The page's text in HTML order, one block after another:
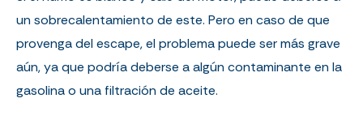
un sobrecalentamiento de este. Pero en caso de que
provenga del escape, el problema puede ser más grave
aún, ya que podría deberse a algún contaminante en la
gasolina o una filtración de aceite.